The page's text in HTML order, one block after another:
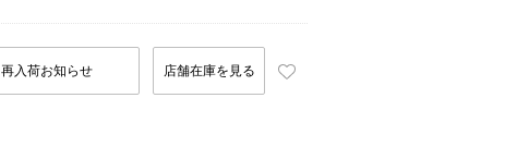
再入荷お知らせ 店舗在庫を見る